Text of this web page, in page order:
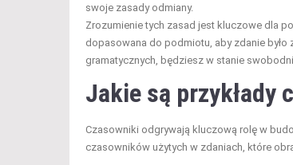
swoje zasady odmiany.
Zrozumienie tych zasad jest kluczowe dla
dopasowana do podmiotu, aby zdanie było
gramatycznych, będziesz w stanie
Jakie są przykłady
Czasowniki odgrywają kluczową rolę w
czasowników użytych w zdaniach, które